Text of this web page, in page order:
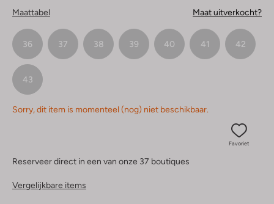
Maattabel Maat uitverkocht?
36 37 38 39 40 41 42
43
Sorry, dit item is momenteel (nog) niet beschikbaar.
Favoriet
Reserveer direct in een van onze 37 boutiques
Vergelijkbare items